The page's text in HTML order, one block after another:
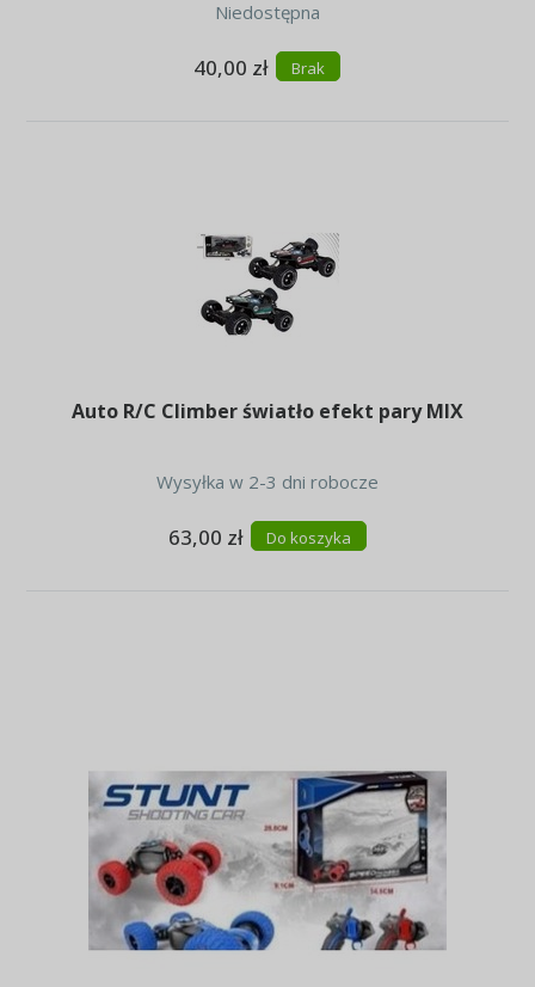
Niedostępna
40,00 zł Brak
Auto R/C Climber światło efekt pary MIX
Wysyłka w 2-3 dni robocze
63,00 zł Do koszyka